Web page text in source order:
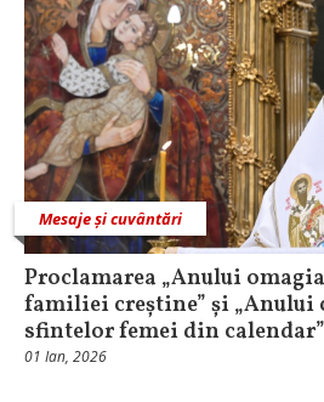
Mesaje și cuvântări
Proclamarea „Anului
familiei creștine” și „Anului
sfintelor femei din calendar”
01 Ian, 2026